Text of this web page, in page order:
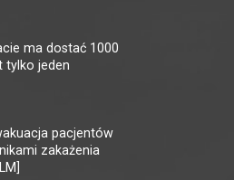
ma dostać 1000
tylko jeden
pacjentów
zakażenia